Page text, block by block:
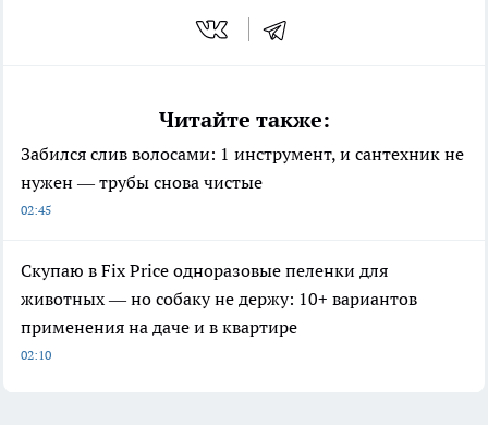
Читайте также:
Забился слив волосами: 1 инструмент, и сантехник не
нужен — трубы снова чистые
02:45
Скупаю в Fix Price одноразовые пеленки для
животных — но собаку не держу: 10+ вариантов
применения на даче и в квартире
02:10